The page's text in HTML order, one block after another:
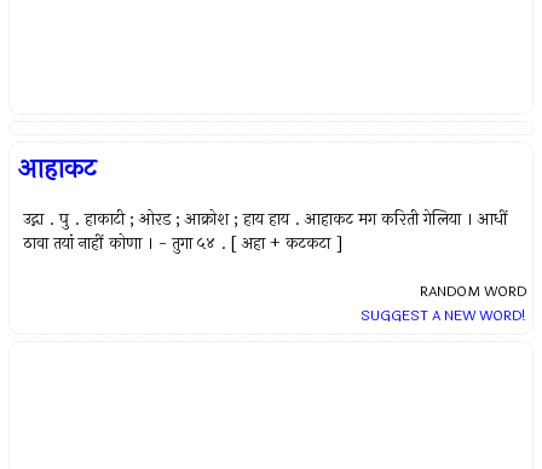
आहाकट
उद्गा . पु . हाकाटी ; ओरड ; आक्रोश ; हाय हाय . आहाकट मग करिती गेलिया । आधीं
ठावा तयां नाहीं कोणा । - तुगा ५४ . [ अहा + कटकटा ]
RANDOM WORD
SUGGEST A NEW WORD!